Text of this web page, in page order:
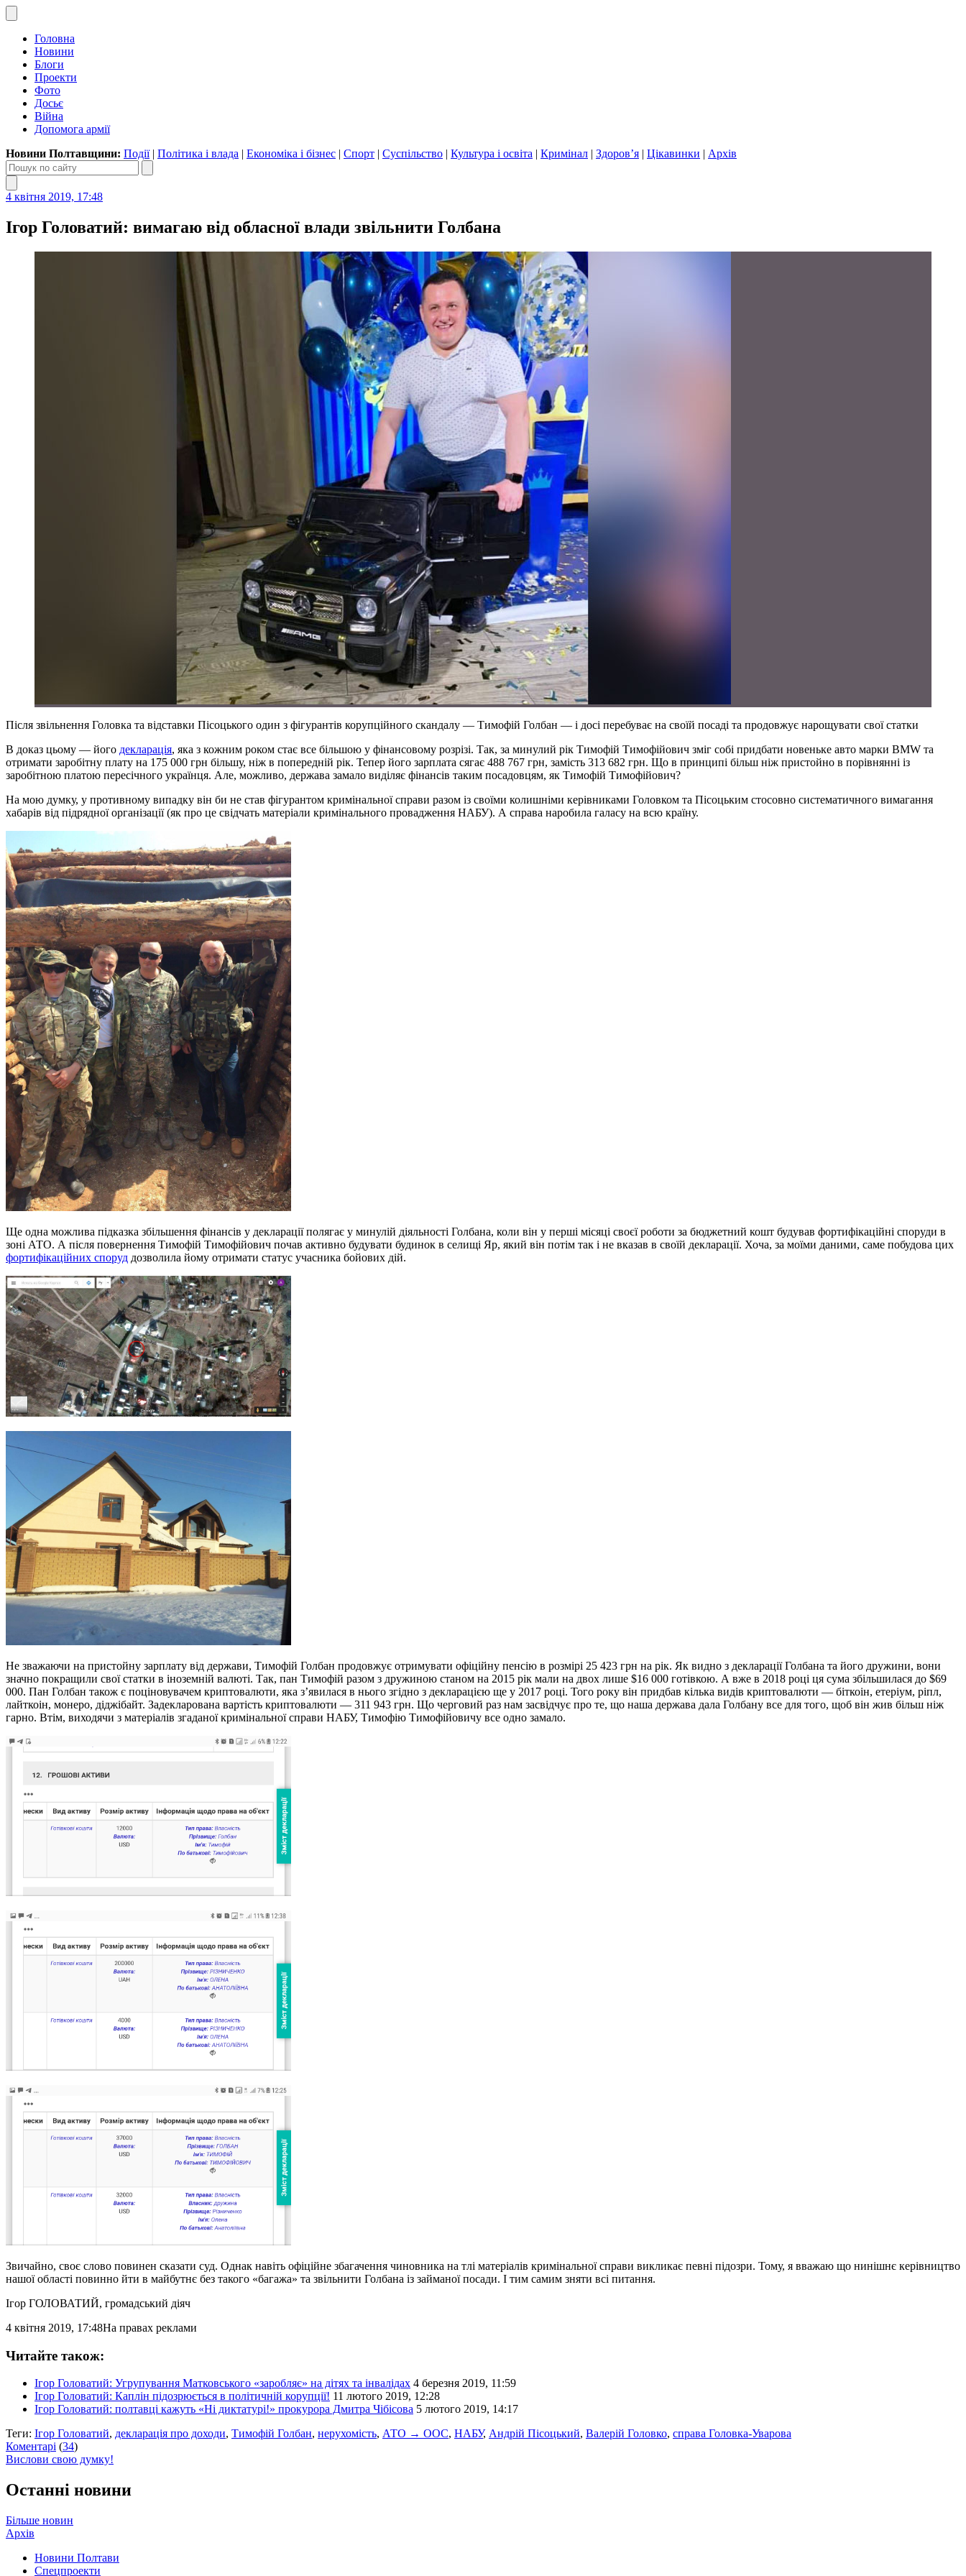
Головна
Новини
Блоги
Проекти
Фото
Досьє
Війна
Допомога армії
Новини Полтавщини: Події| Політика і влада | Економіка і бізнес | Спорт | Суспільство | Культура і освіта | Кримінал | Здоров’я | Цікавинки | Архів
4 квітня 2019, 17:48
Ігор Головатий: вимагаю від обласної влади звільнити Голбана
Після звільнення Головка та відставки Пісоцького один з фігурантів корупційного скандалу — Тимофій Голбан — і досі перебуває на своїй посаді та продовжує нарощувати свої статки
В доказ цьому — його декларація, яка з кожним роком стає все більшою у фінансовому розрізі. Так, за минулий рік Тимофій Тимофійович зміг собі придбати новеньке авто марки BMW та
отримати заробітну плату на 175 000 грн більшу, ніж в попередній рік. Тепер його зарплата сягає 488 767 грн, замість 313 682 грн. Що в принципі більш ніж пристойно в порівнянні із
заробітною платою пересічного українця. Але, можливо, держава замало виділяє фінансів таким посадовцям, як Тимофій Тимофійович?
На мою думку, у противному випадку він би не став фігурантом кримінальної справи разом із своїми колишніми керівниками Головком та Пісоцьким стосовно систематичного вимагання
хабарів від підрядної організації (як про це свідчать матеріали кримінального провадження НАБУ). А справа наробила галасу на всю країну.
Ще одна можлива підказка збільшення фінансів у декларації полягає у минулій діяльності Голбана, коли він у перші місяці своєї роботи за бюджетний кошт будував фортифікаційні споруди в
зоні АТО. А після повернення Тимофій Тимофійович почав активно будувати будинок в селищі Яр, який він потім так і не вказав в своїй декларації. Хоча, за моїми даними, саме побудова цих
фортифікаційних споруд дозволила йому отримати статус учасника бойових дій.
Не зважаючи на пристойну зарплату від держави, Тимофій Голбан продовжує отримувати офіційну пенсію в розмірі 25 423 грн на рік. Як видно з декларації Голбана та його дружини, вони
значно покращили свої статки в іноземній валюті. Так, пан Тимофій разом з дружиною станом на 2015 рік мали на двох лише $16 000 готівкою. А вже в 2018 році ця сума збільшилася до $69
000. Пан Голбан також є поціновувачем криптовалюти, яка з’явилася в нього згідно з декларацією ще у 2017 році. Того року він придбав кілька видів криптовалюти — біткоін, етеріум, ріпл,
лайткоін, монеро, діджібайт. Задекларована вартість криптовалюти — 311 943 грн. Що черговий раз нам засвідчує про те, що наша держава дала Голбану все для того, щоб він жив більш ніж
гарно. Втім, виходячи з матеріалів згаданої кримінальної справи НАБУ, Тимофію Тимофійовичу все одно замало.
Звичайно, своє слово повинен сказати суд. Однак навіть офіційне збагачення чиновника на тлі матеріалів кримінальної справи викликає певні підозри. Тому, я вважаю що нинішнє керівництво
нашої області повинно йти в майбутнє без такого «багажа» та звільнити Голбана із займаної посади. І тим самим зняти всі питання.
Ігор ГОЛОВАТИЙ, громадський діяч
4 квітня 2019, 17:48На правах реклами
Читайте також:
Ігор Головатий: Угрупування Матковського «заробляє» на дітях та інвалідах 4 березня 2019, 11:59
Ігор Головатий: Каплін підозрюється в політичній корупції! 11 лютого 2019, 12:28
Ігор Головатий: полтавці кажуть «Ні диктатурі!» прокурора Дмитра Чібісова 5 лютого 2019, 14:17
Теги: Ігор Головатий, декларація про доходи, Тимофій Голбан, нерухомість, АТО → ООС, НАБУ, Андрій Пісоцький, Валерій Головко, справа Головка-Уварова
Коментарі (34)
Вислови свою думку!
Останні новини
Більше новин
Архів
Новини Полтави
Спецпроекти